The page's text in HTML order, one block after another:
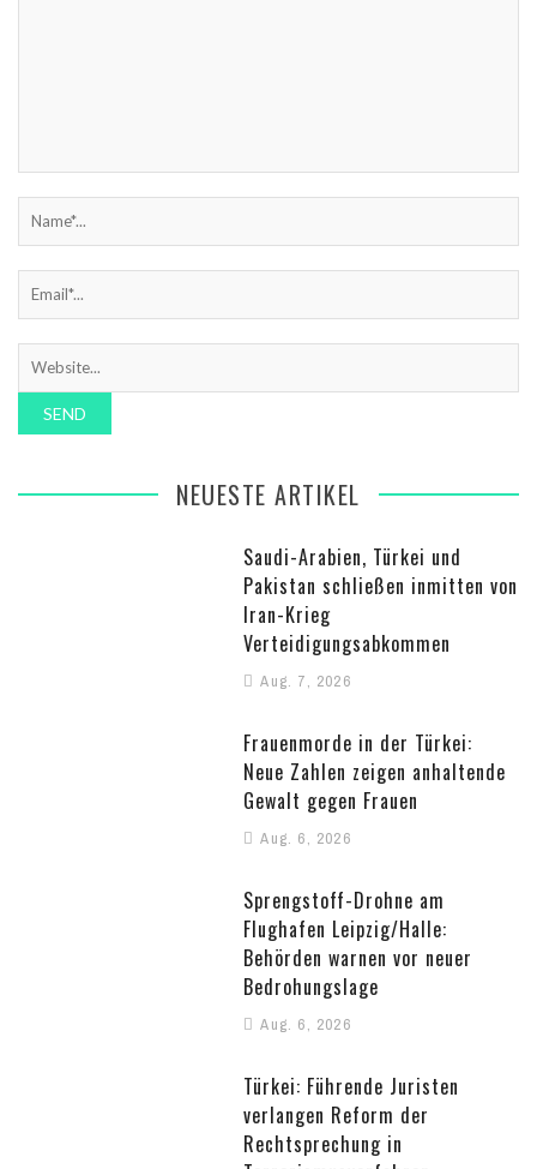
NEUESTE ARTIKEL
Saudi-Arabien, Türkei und
Pakistan schließen inmitten von
Iran-Krieg
Verteidigungsabkommen
Aug. 7, 2026
Frauenmorde in der Türkei:
Neue Zahlen zeigen anhaltende
Gewalt gegen Frauen
Aug. 6, 2026
Sprengstoff-Drohne am
Flughafen Leipzig/Halle:
Behörden warnen vor neuer
Bedrohungslage
Aug. 6, 2026
Türkei: Führende Juristen
verlangen Reform der
Rechtsprechung in